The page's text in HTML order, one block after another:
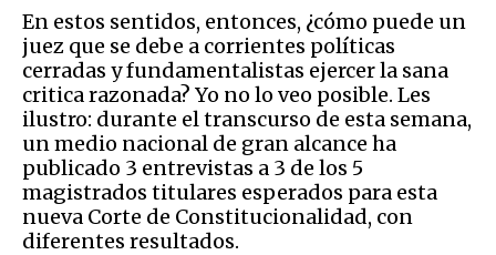
En estos sentidos, entonces, ¿cómo puede un
juez que se debe a corrientes políticas
cerradas y fundamentalistas ejercer la sana
critica razonada? Yo no lo veo posible. Les
ilustro: durante el transcurso de esta semana,
un medio nacional de gran alcance ha
publicado 3 entrevistas a 3 de los 5
magistrados titulares esperados para esta
nueva Corte de Constitucionalidad, con
diferentes resultados.